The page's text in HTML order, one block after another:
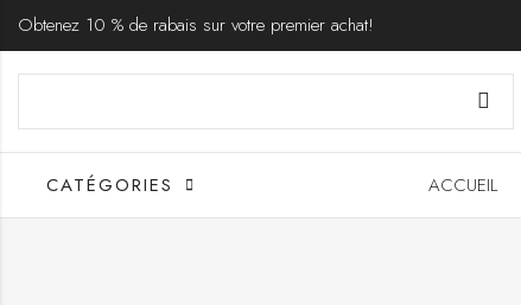
Obtenez 10 % de rabais sur votre premier achat!
CATÉGORIES ACCUEIL